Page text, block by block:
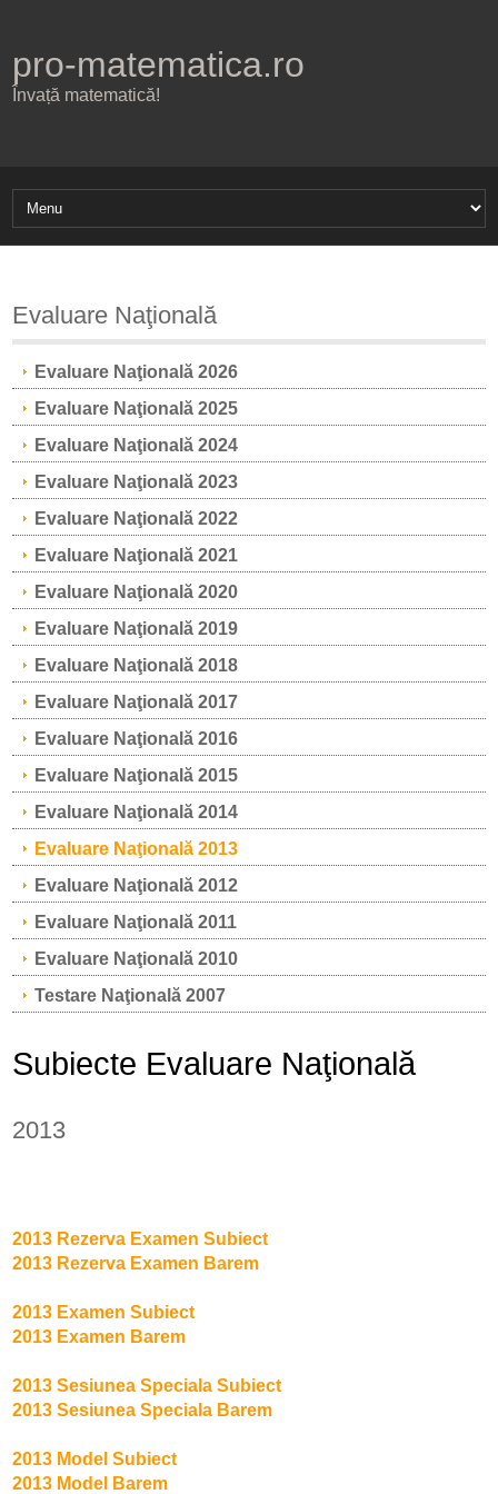
pro-matematica.ro
Învață matematică!
Evaluare Naţională
Evaluare Naţională 2026
Evaluare Naţională 2025
Evaluare Naţională 2024
Evaluare Naţională 2023
Evaluare Naţională 2022
Evaluare Naţională 2021
Evaluare Naţională 2020
Evaluare Naţională 2019
Evaluare Naţională 2018
Evaluare Naţională 2017
Evaluare Naţională 2016
Evaluare Naţională 2015
Evaluare Naţională 2014
Evaluare Naţională 2013
Evaluare Naţională 2012
Evaluare Naţională 2011
Evaluare Naţională 2010
Testare Naţională 2007
Subiecte Evaluare Naţională
2013
2013 Rezerva Examen Subiect
2013 Rezerva Examen Barem
2013 Examen Subiect
2013 Examen Barem
2013 Sesiunea Speciala Subiect
2013 Sesiunea Speciala Barem
2013 Model Subiect
2013 Model Barem